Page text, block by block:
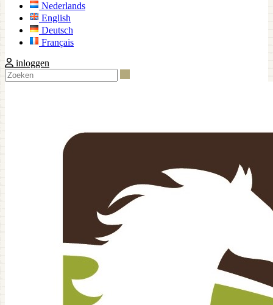
Nederlands
English
Deutsch
Français
inloggen